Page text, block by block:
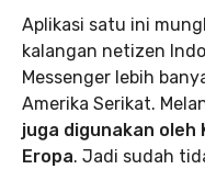
Aplikasi satu ini
kalangan netizen
Messenger lebih
Amerika Serikat.
juga digunakan oleh
Eropa. Jadi sudah